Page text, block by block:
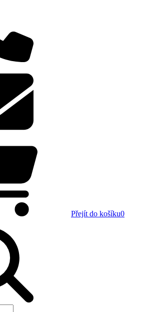
Přejít do košíku0